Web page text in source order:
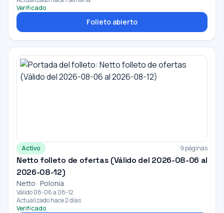
Verificado
Folleto abierto
Activo 9 páginas
Netto folleto de ofertas (Válido del 2026-08-06 al
2026-08-12)
Netto · Polonia
Válido 08-06 a 08-12
Actualizado hace 2 días
Verificado